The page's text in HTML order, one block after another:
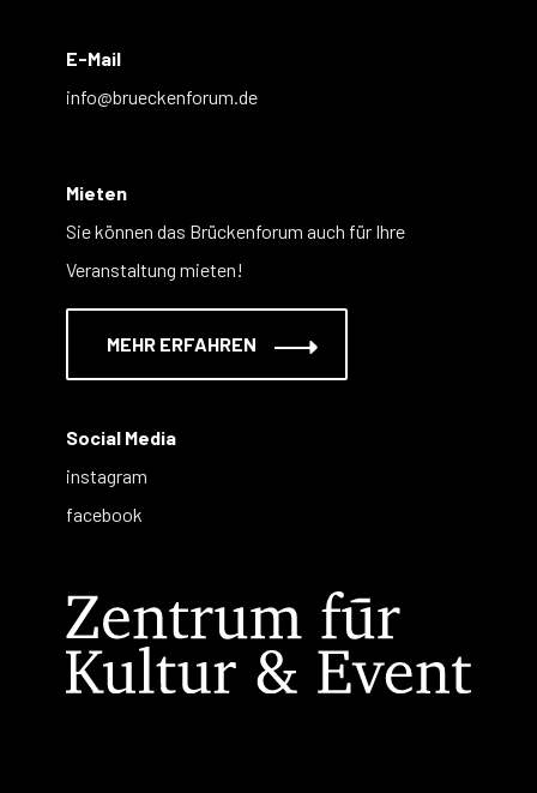
E-Mail
info@brueckenforum.de
Mieten
Sie können das Brückenforum auch für Ihre
Veranstaltung mieten!
MEHR ERFAHREN
Social Media
instagram
facebook